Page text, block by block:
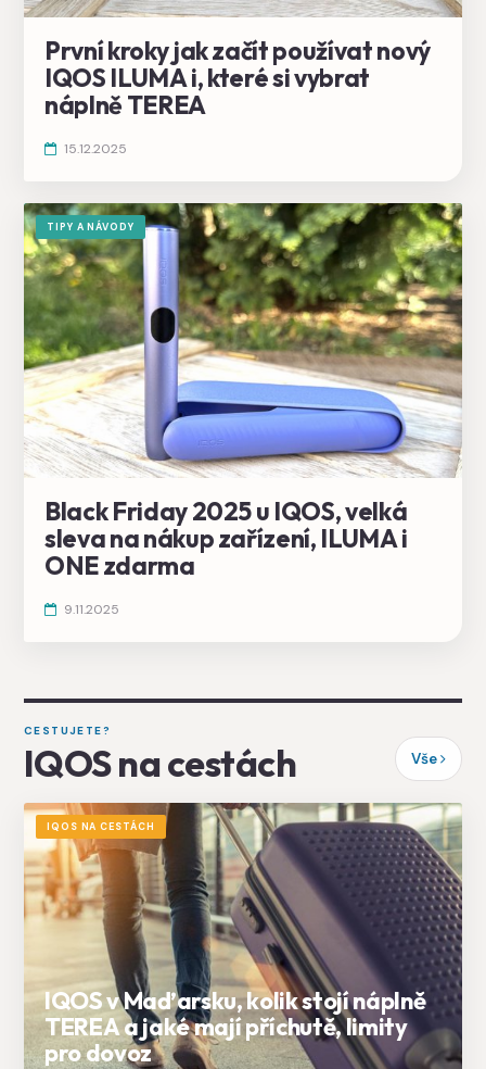
První kroky jak začít používat nový
IQOS ILUMA i, které si vybrat
náplně TEREA
15.12.2025
TIPY A NÁVODY
Black Friday 2025 u IQOS, velká
sleva na nákup zařízení, ILUMA i
ONE zdarma
9.11.2025
CESTUJETE?
IQOS na cestách Vše
IQOS NA CESTÁCH
IQOS v Maďarsku, kolik stojí náplně
TEREA a jaké mají příchutě, limity
pro dovoz